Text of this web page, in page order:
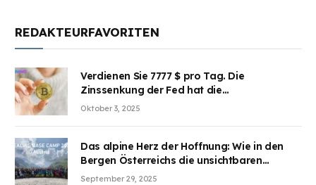
REDAKTEURFAVORITEN
Verdienen Sie 7777 $ pro Tag. Die
Zinssenkung der Fed hat die
Aufmerksamkeit des Marktes erregt.
Oktober 3, 2025
Das alpine Herz der Hoffnung: Wie in den
Bergen Österreichs die unsichtbaren
Wunden des Kriegesheilen
September 29, 2025